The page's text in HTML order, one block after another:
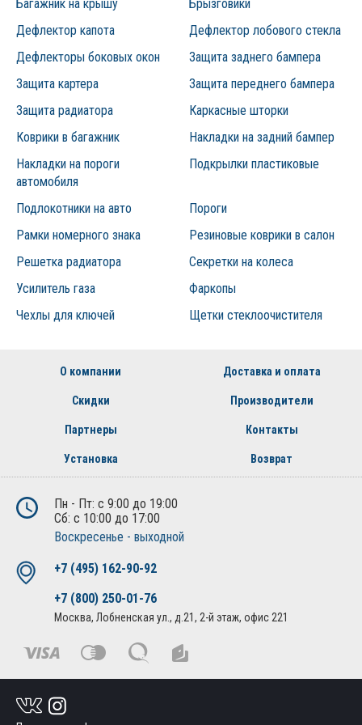
Багажник на крышу
Брызговики
Дефлектор капота
Дефлектор лобового стекла
Дефлекторы боковых окон
Защита заднего бампера
Защита картера
Защита переднего бампера
Защита радиатора
Каркасные шторки
Коврики в багажник
Накладки на задний бампер
Накладки на пороги
автомобиля
Подкрылки пластиковые
Подлокотники на авто
Пороги
Рамки номерного знака
Резиновые коврики в салон
Решетка радиатора
Секретки на колеса
Усилитель газа
Фаркопы
Чехлы для ключей
Щетки стеклоочистителя
О компании Доставка и оплата
Скидки Производители
Партнеры Контакты
Установка Возврат
Пн - Пт: с 9:00 до 19:00
Сб: с 10:00 до 17:00
Воскресенье - выходной
+7 (495) 162-90-92
+7 (800) 250-01-76
Москва, Лобненская ул., д.21, 2-й этаж, офис 221